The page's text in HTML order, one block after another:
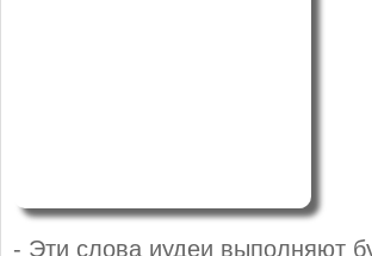
- Эти слова иудеи выполняют